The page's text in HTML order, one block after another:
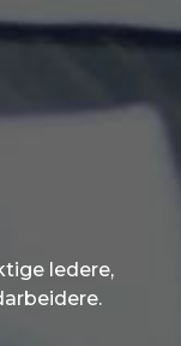
ledere,